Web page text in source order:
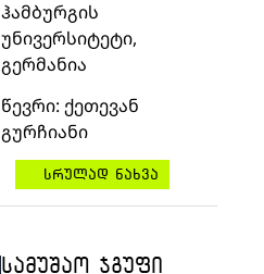
ჰამბურგის
უნივერსიტეტი,
გერმანია
წევრი:ქეთევან
გურჩიანი
სრულად ნახვა
ᲡᲐᲛᲣᲨᲐᲝ ᲯᲒᲣᲤᲘ